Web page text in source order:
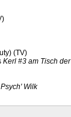
(TV)
Kerl #3 am Tisch der
Wilk